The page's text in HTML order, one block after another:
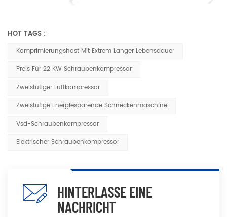
HOT TAGS :
Komprimierungshost Mit Extrem Langer Lebensdauer
Preis Für 22 KW Schraubenkompressor
Zweistufiger Luftkompressor
Zweistufige Energiesparende Schneckenmaschine
Vsd-Schraubenkompressor
Elektrischer Schraubenkompressor
HINTERLASSE EINE
NACHRICHT